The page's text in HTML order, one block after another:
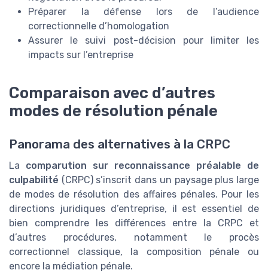
Préparer la défense lors de l’audience
correctionnelle d’homologation
Assurer le suivi post-décision pour limiter les
impacts sur l’entreprise
Comparaison avec d’autres
modes de résolution pénale
Panorama des alternatives à la CRPC
La comparution sur reconnaissance préalable de
culpabilité (CRPC) s’inscrit dans un paysage plus large
de modes de résolution des affaires pénales. Pour les
directions juridiques d’entreprise, il est essentiel de
bien comprendre les différences entre la CRPC et
d’autres procédures, notamment le procès
correctionnel classique, la composition pénale ou
encore la médiation pénale.